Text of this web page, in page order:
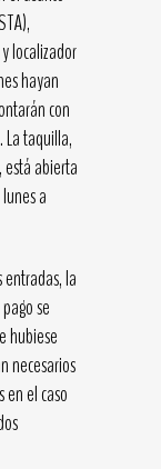
localizador
hayan
con
taquilla,
abierta
a
la
se
hubiese
necesarios
el caso